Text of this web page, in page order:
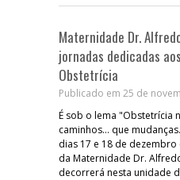
Maternidade Dr.
jornadas dedicadas
Obstetrícia
Publicado em 25 de
É sob o lema "Obstetrícia
caminhos... que
dias 17 e 18 de dezembro
da Maternidade Dr.
decorrerá nesta unidade